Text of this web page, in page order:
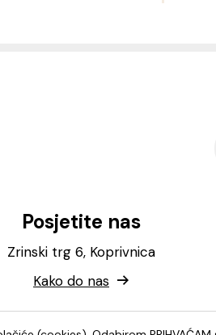
Posjetite nas
Zrinski trg 6, Koprivnica
Kako do nas